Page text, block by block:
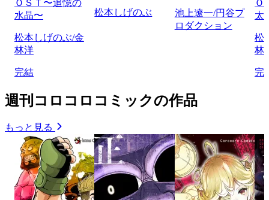
ＯＳＴ〜追憶の
水晶〜
松本しげのぶ/金
林洋
完結
松本しげのぶ
池上遼一/円谷プ
ロダクション
Ｏ
太
松
林
完
週刊コロコロコミックの作品
もっと見る